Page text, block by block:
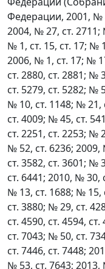
Федерации, 2001, №
2004, № 27, ст. 2711;
№ 1, ст. 15, ст. 17; №
2006, № 1, ст. 17; №
ст. 2880, ст. 2881; №
ст. 5279, ст. 5282; №
№ 10, ст. 1148; № 21,
ст. 4009; № 45, ст.
ст. 2251, ст. 2253; №
№ 52, ст. 6236;
ст. 3582, ст. 3601; №
ст. 6441; 2010, № 30,
№ 13, ст. 1688; № 15,
ст. 3880; № 29, ст.
ст. 4590, ст. 4594,
ст. 7043; № 50, ст.
ст. 7446, ст. 7448;
№ 53, ст. 7643;